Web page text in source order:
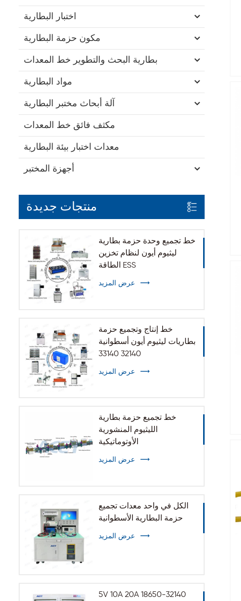
اختبار البطارية
مكون حزمة البطارية
بطارية البحث والتطوير خط المعدات
مواد البطارية
آلة أبحاث مختبر البطارية
مكثف فائق خط المعدات
معدات اختبار بيئة البطارية
أجهزة المختبر
منتجات جديدة
خط تجميع وحدة حزمة بطارية
ليثيوم أيون لنظام تخزين
الطاقة ESS
عرض المزيد
خط إنتاج وتجميع حزمة
بطاريات ليثيوم أيون أسطوانية
32140 33140
عرض المزيد
خط تجميع حزمة بطارية
الليثيوم المنشورية
الأوتوماتيكية
عرض المزيد
الكل في واحد معدات تجميع
حزمة البطارية الأسطوانية
عرض المزيد
5V 10A 20A 18650-32140